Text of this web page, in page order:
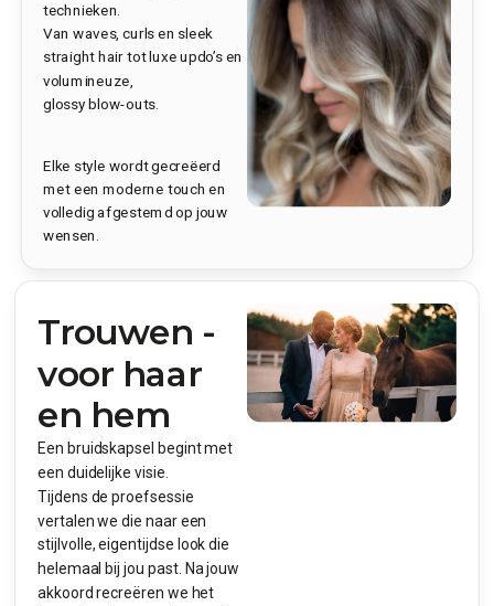
technieken.
Van waves, curls en sleek
straight hair tot luxe updo’s en
volumineuze,
glossy blow-outs.
Elke style wordt gecreëerd
met een moderne touch en
volledig afgestemd op jouw
wensen.
Trouwen -
voor haar
en hem
Een bruidskapsel begint met
een duidelijke visie.
Tijdens de proefsessie
vertalen we die naar een
stijlvolle, eigentijdse look die
helemaal bij jou past. Na jouw
akkoord recreëren we het